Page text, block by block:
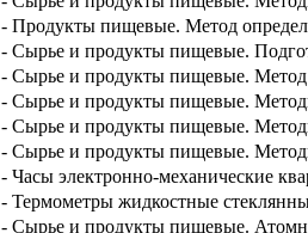
- Продукты пищевые. Метод
- Сырье и продукты пищевые.
- Сырье и продукты пищевые.
- Сырье и продукты пищевые.
- Сырье и продукты пищевые.
- Сырье и продукты пищевые.
- Часы электронно-механические
- Термометры жидкостные
- Сырье и продукты пищевые.